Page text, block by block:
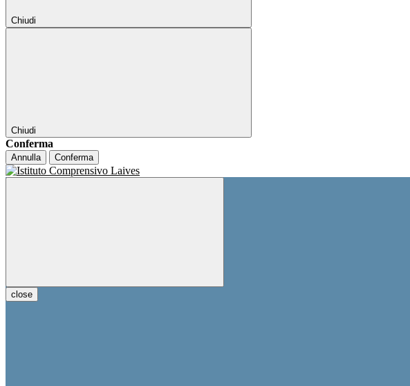
Chiudi
Chiudi
Conferma
Annulla Conferma
close